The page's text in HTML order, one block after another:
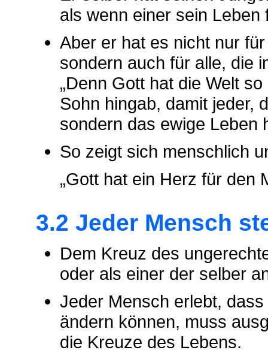
als wenn einer sein Leben
Aber er hat es nicht nur
sondern auch für alle, die
„Denn Gott hat die Welt
Sohn hingab, damit jeder,
sondern das ewige Leben
So zeigt sich menschlich
„Gott hat ein Herz für den
3.2 Jeder Mensch
Dem Kreuz des
oder als einer der selber
Jeder Mensch erlebt,
ändern können, muss
die Kreuze des Lebens.